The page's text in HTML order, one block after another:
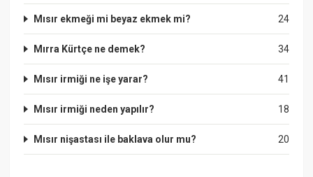
24
Mısır ekmeği mi beyaz ekmek mi?
34
Mırra Kürtçe ne demek?
41
Mısır irmiği ne işe yarar?
18
Mısır irmiği neden yapılır?
20
Mısır nişastası ile baklava olur mu?